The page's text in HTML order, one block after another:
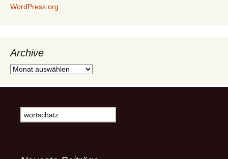
WordPress.org
Archive
Archive
Suche
nach: